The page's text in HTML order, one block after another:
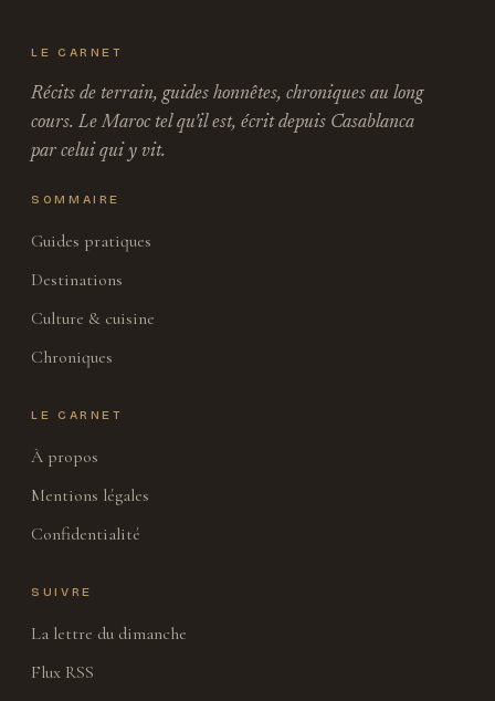
LE CARNET
Récits de terrain, guides honnêtes, chroniques au long
cours. Le Maroc tel qu'il est, écrit depuis Casablanca
par celui qui y vit.
SOMMAIRE
Guides pratiques
Destinations
Culture & cuisine
Chroniques
LE CARNET
À propos
Mentions légales
Confidentialité
SUIVRE
La lettre du dimanche
Flux RSS